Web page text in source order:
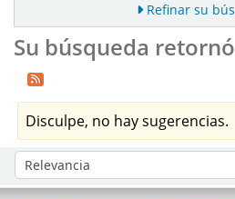
Refinar su
Su búsqueda
Disculpe, no hay sugerencias.
Ordenar por: